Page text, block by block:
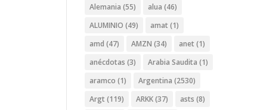
Alemania (55) alua (46)
ALUMINIO (49) amat (1)
amd (47) AMZN (34) anet (1)
anécdotas (3) Arabia Saudita (1)
aramco (1) Argentina (2530)
Argt (119) ARKK(37) asts (8)